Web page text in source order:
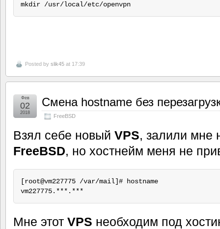
mkdir /usr/local/etc/openvpn
Posted by slik45 at 17:39
Смена hostname без
FreeBSD
Фев
02
2018
Взял себе новый VPS, залили мне
FreeBSD, но хостнейм меня не
[root@vm227775 /var/mail]# hostname
Мне этот VPS необходим под